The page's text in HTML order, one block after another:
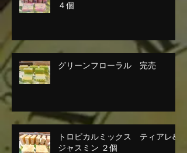
４個
グリーンフローラル 完売
トロピカルミックス ティアレ&
ジャスミン ２個